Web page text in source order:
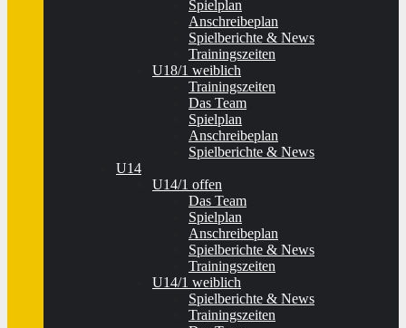
Spielplan
Anschreibeplan
Spielberichte & News
Trainingszeiten
U18/1 weiblich
Trainingszeiten
Das Team
Spielplan
Anschreibeplan
Spielberichte & News
U14
U14/1 offen
Das Team
Spielplan
Anschreibeplan
Spielberichte & News
Trainingszeiten
U14/1 weiblich
Spielberichte & News
Trainingszeiten